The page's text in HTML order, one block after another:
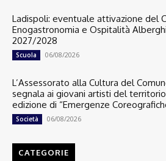
Ladispoli: eventuale attivazione del
Enogastronomia e Ospitalità
2027/2028
Scuola 06/08/2026
L’Assessorato alla Cultura del
segnala ai giovani artisti del
edizione di “Emergenze
Società 06/08/2026
CATEGORIE